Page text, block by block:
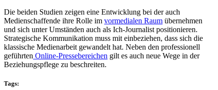
Die beiden Studien zeigen eine Entwicklung bei der auch
Medienschaffende ihre Rolle im vormedialen Raum übernehmen
und sich unter Umständen auch als Ich-Journalist positionieren.
Strategische Kommunikation muss mit einbeziehen, dass sich die
klassische Medienarbeit gewandelt hat. Neben den professionell
geführten Online-Pressebereichen gilt es auch neue Wege in der
Beziehungspflege zu beschreiten.
Tags: